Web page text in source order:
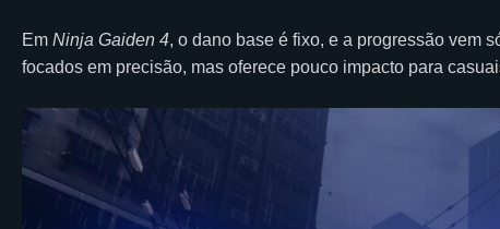
Em Ninja Gaiden 4, o dano base é fixo, e a progressão vem
focados em precisão, mas oferece pouco impacto para